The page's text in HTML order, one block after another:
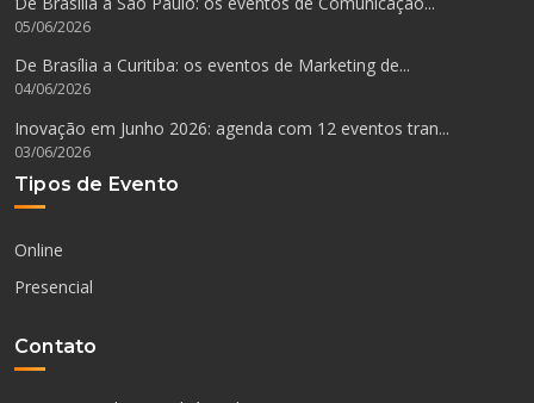
05/06/2026
De Brasília a Curitiba: os eventos de Marketing de...
04/06/2026
Inovação em Junho 2026: agenda com 12 eventos tran...
03/06/2026
Tipos de Evento
Online
Presencial
Contato